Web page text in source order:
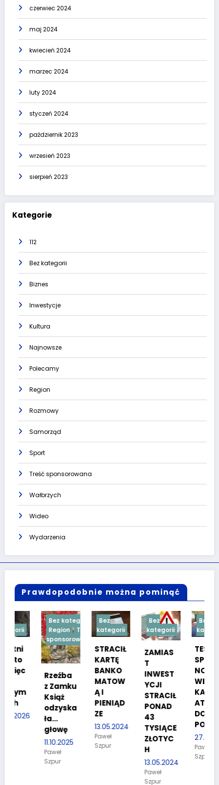
czerwiec 2024
maj 2024
kwiecień 2024
marzec 2024
luty 2024
styczeń 2024
październik 2023
wrzesień 2023
sierpień 2023
Kategorie
112
Bez kategorii
Biznes
Inwestycje
Kultura
Najnowsze
Polecamy
Region
Rozmowy
Samorząd
Sport
Treść sponsorowana
Wałbrzych
Wideo
Wydarzenia
Prawdopodobnie można pominąć
Bez kategorii
Region
Treść
sponsorowana
Rzeźba
z Zamku
Książ
odzyska
ła…
11.10.2025
Bez
kategorii
STRACIŁ
KARTĘ
BANKO
MATOW
Ą I
PIENIĄD
ZE
13.05.2024
Szpur
Bez
kategorii
ZAMIAS
T
INWEST
YCJI
STRACIŁ
PONAD
TYSIĄCE
ZŁOTYC
13.05.2024
Bez
kategorii
TESTY
SPRAW
NOŚCIO
WE DLA
KANDYD
ATÓW
POLICJI
27.03.2024